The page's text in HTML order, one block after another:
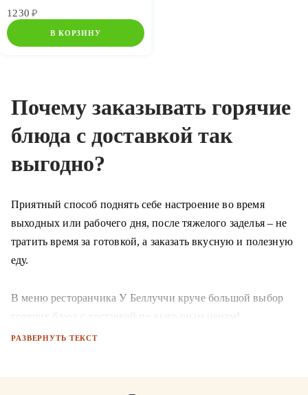
1230 ₽
В КОРЗИНУ
Почему заказывать горячие
блюда с доставкой так
выгодно?
Приятный способ поднять себе настроение во время
выходных или рабочего дня, после тяжелого заделья – не
тратить время за готовкой, а заказать вкусную и полезную
еду.
В меню ресторанчика У Беллуччи круче большой выбор
горячих блюд с доставкой по выгодным ценам!
РАЗВЕРНУТЬ ТЕКСТ